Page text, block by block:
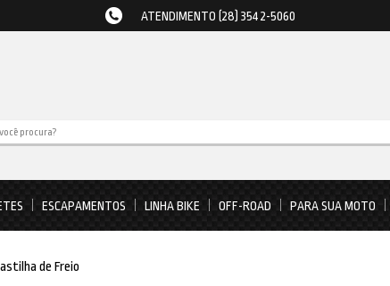
ATENDIMENTO (28) 3542-5060
ESCAPAMENTOS LINHA BIKE OFF-ROAD PARA SUA MOTO
de Freio